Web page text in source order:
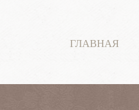
ГЛАВНАЯ